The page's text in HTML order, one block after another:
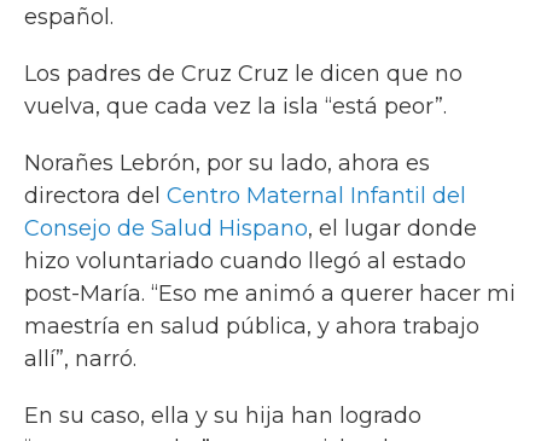
español.
Los padres de Cruz Cruz le dicen que no
vuelva, que cada vez la isla “está peor”.
Norañes Lebrón, por su lado, ahora es
directora del Centro Maternal Infantil del
Consejo de Salud Hispano, el lugar donde
hizo voluntariado cuando llegó al estado
post-María. “Eso me animó a querer hacer mi
maestría en salud pública, y ahora trabajo
allí”, narró.
En su caso, ella y su hija han logrado